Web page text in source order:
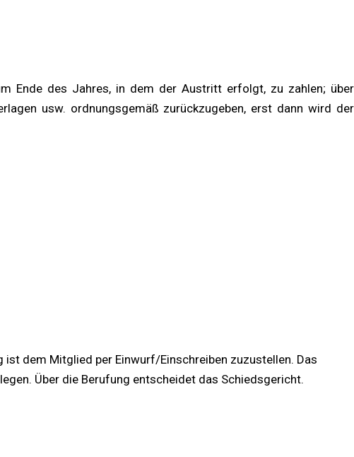
Ende des Jahres, in dem der Austritt erfolgt, zu zahlen; über
usw. ordnungsgemäß zurückzugeben, erst dann wird der
dem Mitglied per Einwurf/Einschreiben zuzustellen. Das
Über die Berufung entscheidet das Schiedsgericht.